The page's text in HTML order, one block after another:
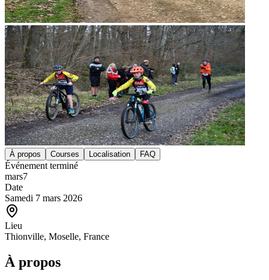
À propos Courses Localisation FAQ
Événement terminé
mars7
Date
Samedi 7 mars 2026
Lieu
Thionville, Moselle, France
À propos